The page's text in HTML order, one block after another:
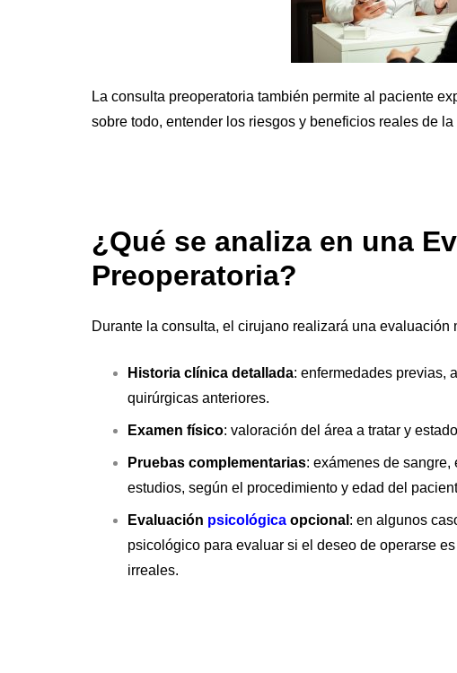
La consulta preoperatoria también permite al paciente
sobre todo, entender los riesgos y beneficios reales de
¿Qué se analiza en una
Preoperatoria?
Durante la consulta, el cirujano realizará una evaluación
Historia clínica detallada: enfermedades previas,
quirúrgicas anteriores.
Examen físico: valoración del área a tratar y
Pruebas complementarias: exámenes de
estudios, según el procedimiento y edad del
Evaluación psicológica opcional : en algunos
psicológico para evaluar si el deseo de operarse es
irreales.